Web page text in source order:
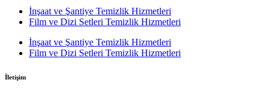
İnşaat ve Şantiye Temizlik Hizmetleri
Film ve Dizi Setleri Temizlik Hizmetleri
İnşaat ve Şantiye Temizlik Hizmetleri
Film ve Dizi Setleri Temizlik Hizmetleri
İletişim